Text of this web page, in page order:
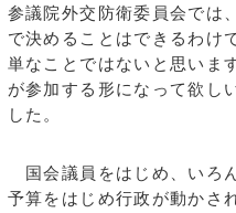
参議院外交防衛委員会では
で決めることはできるわけ
単なことではないと思いま
が参加する形になって欲し
した。
国会議員をはじめ、いろ
予算をはじめ行政が動かさ